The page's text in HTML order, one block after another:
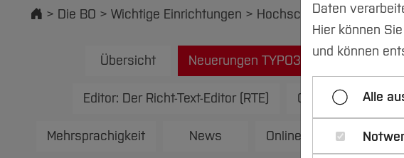
Startseite
Die BO Wichtige Einrichtungen Hochschulkommunikation
Übersicht Neuerungen TYPO3 V13
Editor: Der Richt-Text-Editor (RTE) Geschützte
Mehrsprachigkeit News Online-Formulare
Daten
Hier können
und können
Alle